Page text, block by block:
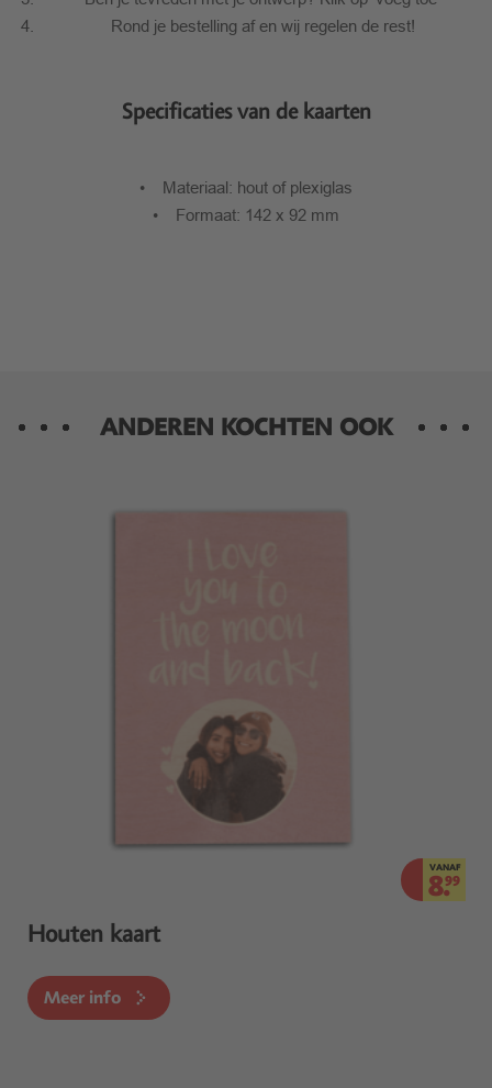
Rond je bestelling af en wij regelen de rest!
Specificaties van de kaarten
• Materiaal: hout of plexiglas
• Formaat: 142 x 92 mm
ANDEREN KOCHTEN OOK
VANAF
8.99
Houten kaart
Meer info